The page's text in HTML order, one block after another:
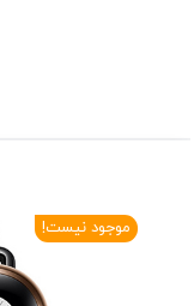
موجود نیست!